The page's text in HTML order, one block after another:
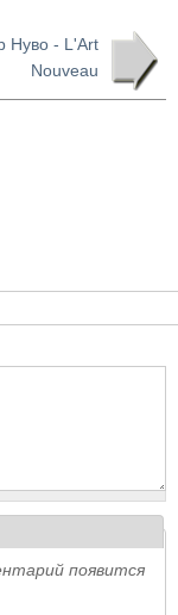
Нуво - L'Art
Nouveau
появится